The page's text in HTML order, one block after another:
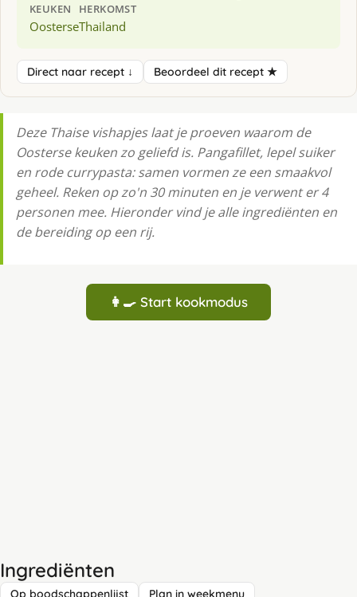
KEUKEN
Oosterse
HERKOMST
Thailand
Direct naar recept ↓ Beoordeel dit recept ★
Deze Thaise vishapjes laat je proeven waarom de
Oosterse keuken zo geliefd is. Pangafillet, lepel suiker
en rode currypasta: samen vormen ze een smaakvol
geheel. Reken op zo'n 30 minuten en je verwent er 4
personen mee. Hieronder vind je alle ingrediënten en
de bereiding op een rij.
👩‍🍳 Start kookmodus
Ingrediënten
Op boodschappenlijst Plan in weekmenu